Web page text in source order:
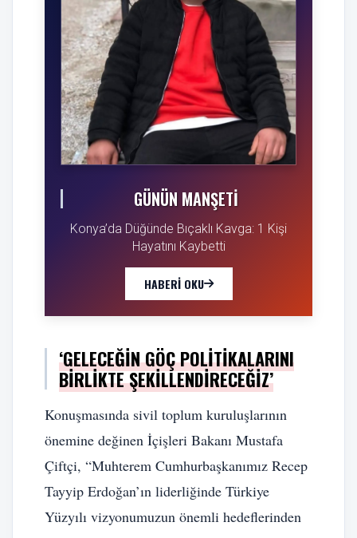
GÜNÜN MANŞETI
Konya’da Düğünde Bıçaklı Kavga: 1 Kişi
Hayatını Kaybetti
HABERI OKU
‘GELECEĞIN GÖÇ POLITIKALARINI
BIRLIKTE ŞEKILLENDIRECEĞIZ’
Konuşmasında sivil toplum kuruluşlarının
önemine değinen İçişleri Bakanı Mustafa
Çiftçi, “Muhterem Cumhurbaşkanımız Recep
Tayyip Erdoğan’ın liderliğinde Türkiye
Yüzyılı vizyonumuzun önemli hedeflerinden